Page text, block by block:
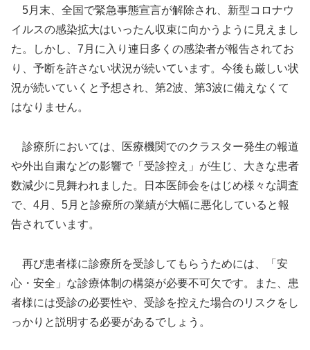
5月末、全国で緊急事態宣言が解除され、新型コロナウ
イルスの感染拡大はいったん収束に向かうように見えまし
た。しかし、7月に入り連日多くの感染者が報告されてお
り、予断を許さない状況が続いています。今後も厳しい状
況が続いていくと予想され、第2波、第3波に備えなくて
はなりません。
診療所においては、医療機関でのクラスター発生の報道
や外出自粛などの影響で「受診控え」が生じ、大きな患者
数減少に見舞われました。日本医師会をはじめ様々な調査
で、4月、5月と診療所の業績が大幅に悪化していると報
告されています。
再び患者様に診療所を受診してもらうためには、「安
心・安全」な診療体制の構築が必要不可欠です。また、患
者様には受診の必要性や、受診を控えた場合のリスクをし
っかりと説明する必要があるでしょう。